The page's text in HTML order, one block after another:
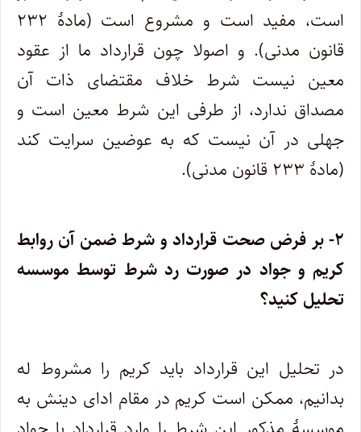
است، مفید است و مشروع است (مادۀ ۲۳۲
قانون مدنی). و اصولا چون قرارداد ما از عقود
معین نیست شرط خلاف مقتضای ذات آن
مصداق ندارد، از طرفی این شرط معین است و
جهلی در آن نیست که به عوضین سرایت کند
(مادۀ ۲۳۳ قانون مدنی).
۲- بر فرض صحت قرارداد و شرط ضمن آن روابط
کریم و جواد در صورت رد شرط توسط موسسه
تحلیل کنید؟
در تحلیل این قرارداد باید کریم را مشروط له
بدانیم، ممکن است کریم در مقام ادای دینش به